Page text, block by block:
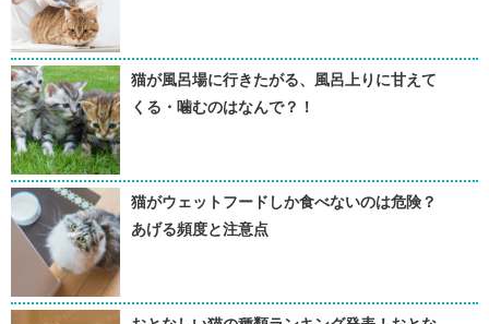
猫が風呂場に行きたがる、風呂上りに甘えて
くる・噛むのはなんで？！
猫がウェットフードしか食べないのは危険？
あげる頻度と注意点